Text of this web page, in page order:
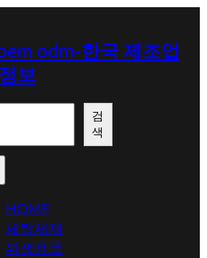
odm-한국 제조업
보
검
색
HOME
세탁세제
위생용품